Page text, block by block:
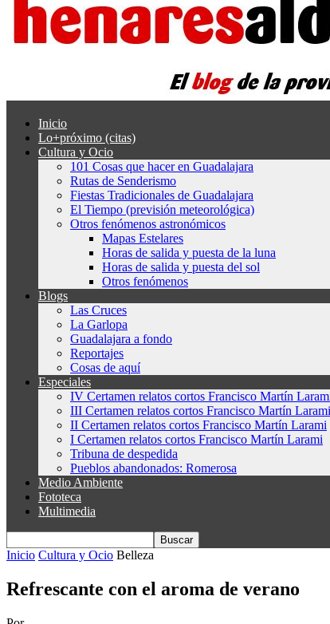
Inicio
Lo+próximo (citas)
Cultura y Ocio
101 Cosas que hacer en Guadalajara
Rutas de Senderismo
Fiestas Tradicionales de Guadalajara
El Tiempo (previsión meteorológica)
Otros fenómenos astronómicos
Mapas Estelares
Horas de salida y puesta de la luna
Horas de salida y puesta del sol
Otros fenómenos
Blogs
Las Cruces
La Garlopa
Guadalajara a fondo
Reportajes
Cosas de aquí
Especiales
IV Certamen relatos cortos Francisco Martín
III Certamen relatos cortos Francisco Martín Larami
II Certamen relatos cortos Francisco Martín Larami
I Certamen relatos cortos Francisco Martín Larami
Tribuna de despedida
Pueblos abandonados: Romerosa
Medio Ambiente
Fototeca
Multimedia
Inicio Cultura y Ocio Belleza
Refrescante con el aroma de verano